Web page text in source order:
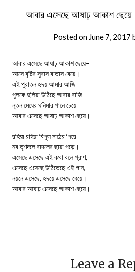
আবার এসেছে আষাঢ় আকাশ ছেয়ে -
Posted on June 7, 2017
আবার এসেছে আষাঢ় আকাশ ছেয়ে–
আসে বৃষ্টির সুবাস বাতাস বেয়ে।
এই পুরাতন হৃদয় আমার আজি
পুলকে দুলিয়া উঠিছে আবার বাজি
নূতন মেঘের ঘনিমার পানে চেয়ে
আবার এসেছে আষাঢ় আকাশ ছেয়ে।
রহিয়া রহিয়া বিপুল মাঠের ‘পরে
নব তৃণদলে বাদলের ছায়া পড়ে।
এসেছে এসেছে এই কথা বলে প্রাণ,
এসেছে এসেছে উঠিতেছে এই গান,
নয়নে এসেছে, হৃদয়ে এসেছে ধেয়ে।
আবার আষাঢ় এসেছে আকাশ ছেয়ে।
Leave a